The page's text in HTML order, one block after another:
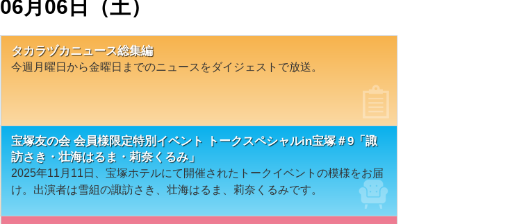
06月06日（土）
タカラヅカニュース総集編
今週月曜日から金曜日までのニュースをダイジェストで放送。
宝塚友の会 会員様限定特別イベント トークスペシャルin宝塚＃9「諏
訪さき・壮海はるま・莉奈くるみ」
2025年11月11日、宝塚ホテルにて開催されたトークイベントの模様をお届
け。出演者は雪組の諏訪さき、壮海はるま、莉奈くるみです。